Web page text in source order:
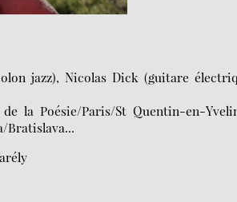
jazz), Nicolas Dick (guitare
la Poésie/Paris/St Quentin-en-
Bratislava...